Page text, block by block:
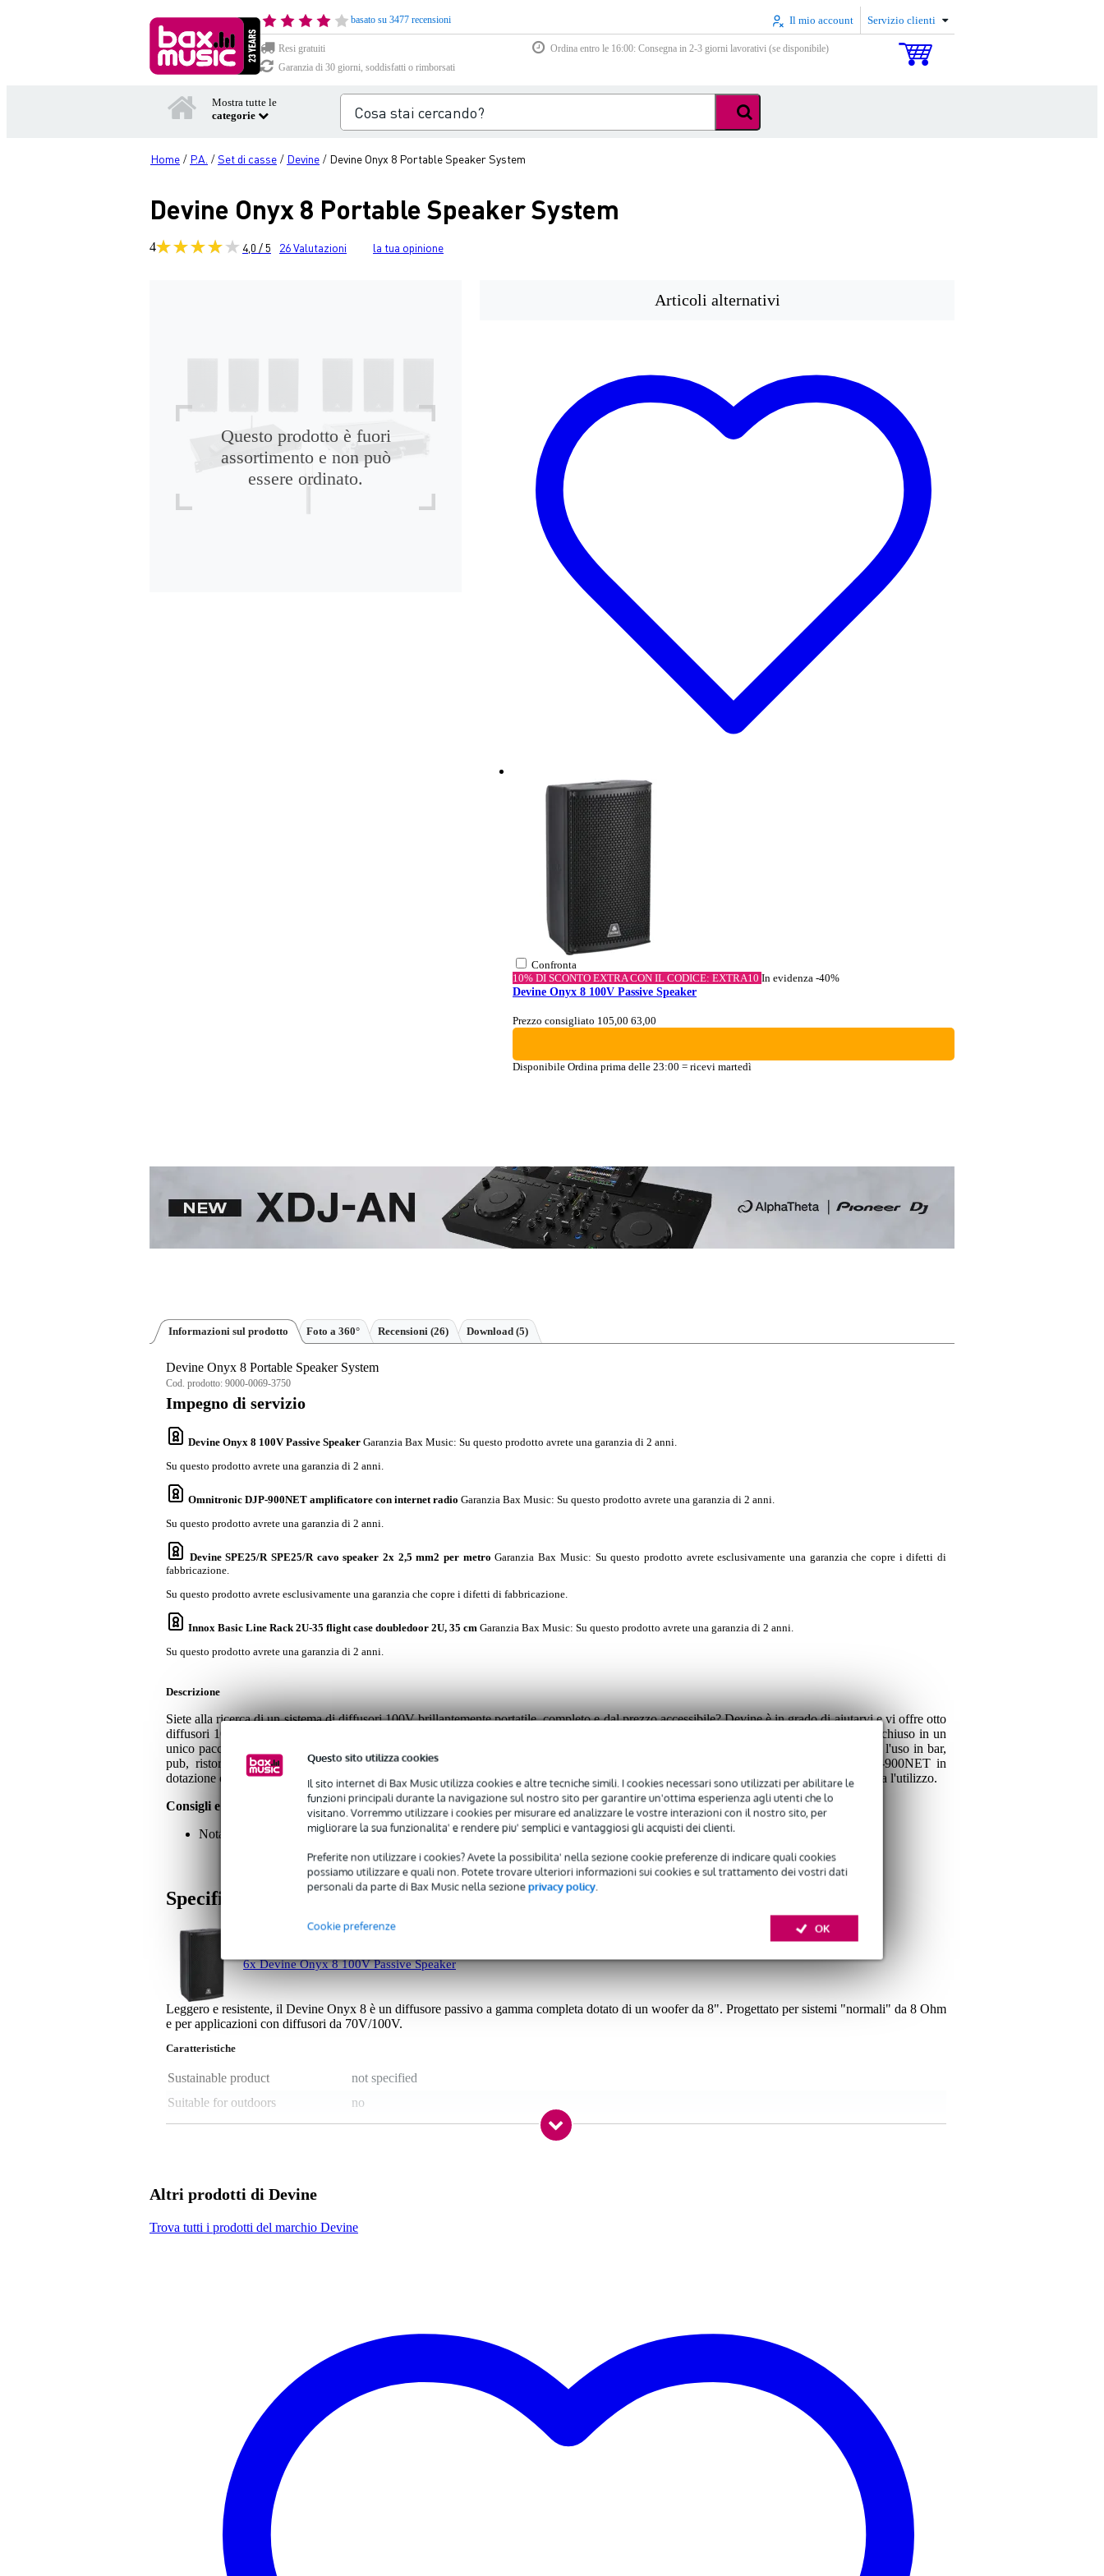
Questo sito utilizza cookies
Il sito internet di Bax Music utilizza cookies e altre tecniche simili. I cookies necessari sono utilizzati per abilitare le
funzioni principali durante la navigazione sul nostro sito per garantire un'ottima esperienza agli utenti che lo
visitano. Vorremmo utilizzare i cookies per misurare ed analizzare le vostre interazioni con il nostro sito, per
migliorare la sua funzionalita' e rendere piu' semplici e vantaggiosi gli acquisti dei clienti.
Preferite non utilizzare i cookies? Avete la possibilita' nella sezione cookie preferenze di indicare quali cookies
possiamo utilizzare e quali non. Potete trovare ulteriori informazioni sui cookies e sul trattamento dei vostri dati
personali da parte di Bax Music nella sezioneprivacy policy.
OK
Cookie preferenze
basato su 3477 recensioni Il mio account Servizio clienti
Resi gratuiti
Ordina entro le 16:00: Consegna in 2-3 giorni lavorativi (se disponibile)
Garanzia di 30 giorni, soddisfatti o rimborsati
Mostra tutte le
categorie
Home / P.A. /Set di casse / Devine / Devine Onyx 8 Portable Speaker System
Devine Onyx 8 Portable Speaker System
4 4,0 / 5 26Valutazioni la tua opinione
Questo prodotto è fuori
assortimento e non può
essere ordinato.
Articoli alternativi
Confronta
10% DI SCONTO EXTRA CON IL CODICE: EXTRA10 In evidenza -40%
Devine Onyx 8 100V Passive Speaker
Prezzo consigliato 105,00 63,00
Disponibile Ordina prima delle 23:00 = ricevi martedì
Informazioni sul prodotto Foto a 360° Recensioni (26) Download (5)
Devine Onyx 8 Portable Speaker System
Cod. prodotto: 9000-0069-3750
Impegno di servizio
Devine Onyx 8 100V Passive Speaker Garanzia Bax Music: Su questo prodotto avrete una garanzia di 2 anni.
Su questo prodotto avrete una garanzia di 2 anni.
Omnitronic DJP-900NET amplificatore con internet radio Garanzia Bax Music: Su questo prodotto avrete una garanzia di 2 anni.
Su questo prodotto avrete una garanzia di 2 anni.
Devine SPE25/R SPE25/R cavo speaker 2x 2,5 mm2 per metro Garanzia Bax Music: Su questo prodotto avrete esclusivamente una garanzia che copre i difetti di
fabbricazione.
Su questo prodotto avrete esclusivamente una garanzia che copre i difetti di fabbricazione.
Innox Basic Line Rack 2U-35 flight case doubledoor 2U, 35 cm Garanzia Bax Music: Su questo prodotto avrete una garanzia di 2 anni.
Su questo prodotto avrete una garanzia di 2 anni.
Descrizione
Siete alla ricerca di un sistema di diffusori 100V brillantemente portatile, completo e dal prezzo accessibile? Devine è in grado di aiutarvi e vi offre otto
diffusori 100V, un amplificatore e un lettore multimediale coordinati, 100 metri di cavo per diffusori e un flight case da 19", il tutto racchiuso in un
unico pacchetto. Appositamente progettati per evitare la perdita di segnale su grandi distanze, i diffusori Onyx 8 100V sono perfetti per l'uso in bar,
pub, ristoranti e strutture simili, ma possono essere utilizzati anche in centri sportivi o magazzini. L'amplificatore Omnitronic DJP-900NET in
dotazione offre diverse opzioni di riproduzione, tra cui la radio via Internet e il Bluetooth, e viene fornito con un telecomando che ne facilita l'utilizzo.
Consigli e osservazioni
Nota bene: le dimensioni reciproche dei prodotti mostrati sono a scopo illustrativo e differiscono nella realtà.
Specifiche
6x Devine Onyx 8 100V Passive Speaker
Leggero e resistente, il Devine Onyx 8 è un diffusore passivo a gamma completa dotato di un woofer da 8". Progettato per sistemi "normali" da 8 Ohm
e per applicazioni con diffusori da 70V/100V.
Caratteristiche
Sustainable product
not specified
Suitable for outdoors
no
Colore
nero
Potenza RMS
Peso e dimensioni imballaggio incluso
gamma di frequenza: 61 Hz - 19 kHz
capacità di carico (impedenza 8 Ohm):
RMS: 100 W
picco: 400 W
valori di spunto:
70,7 Volt: 2,5 W / 5 W / 10 W / 20 W / 40 W
100 Volt: 5 W / 10 W / 20 W / 40 W
SPL massimo: 111 dB
altoparlanti:
Woofer da 8 pollici,
driver a compressione da 1 pollice
dispersione a tromba: 90° x 60°, asimmetrica
frequenza di crossover: 3,5 kHz
Altri prodotti di Devine
Trova tutti i prodotti del marchio Devine